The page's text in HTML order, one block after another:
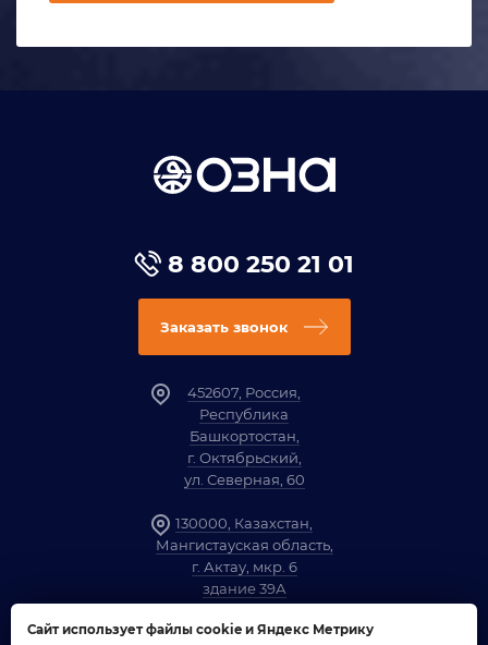
8 800 250 21 01
Заказать звонок
452607, Россия,
Республика
Башкортостан,
г. Октябрьский,
ул. Северная, 60
130000, Казахстан,
Мангистауская область,
г. Актау, мкр. 6
здание 39А
Сайт использует файлы cookie и Яндекс Метрику